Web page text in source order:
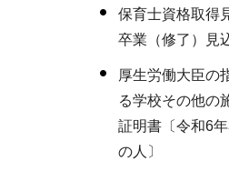
保育士資格取得
卒業（修了）見
厚生労働大臣の
る学校その他の
証明書〔令和6
の人〕